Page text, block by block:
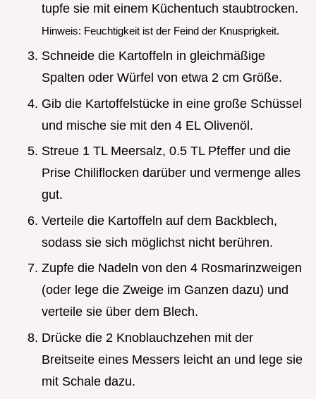
tupfe sie mit einem Küchentuch staubtrocken.
Hinweis: Feuchtigkeit ist der Feind der Knusprigkeit.
Schneide die Kartoffeln in gleichmäßige
Spalten oder Würfel von etwa 2 cm Größe.
Gib die Kartoffelstücke in eine große Schüssel
und mische sie mit den 4 EL Olivenöl.
Streue 1 TL Meersalz, 0.5 TL Pfeffer und die
Prise Chiliflocken darüber und vermenge alles
gut.
Verteile die Kartoffeln auf dem Backblech,
sodass sie sich möglichst nicht berühren.
Zupfe die Nadeln von den 4 Rosmarinzweigen
(oder lege die Zweige im Ganzen dazu) und
verteile sie über dem Blech.
Drücke die 2 Knoblauchzehen mit der
Breitseite eines Messers leicht an und lege sie
mit Schale dazu.